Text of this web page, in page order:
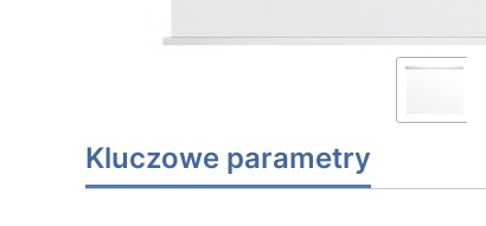
Kluczowe parametry